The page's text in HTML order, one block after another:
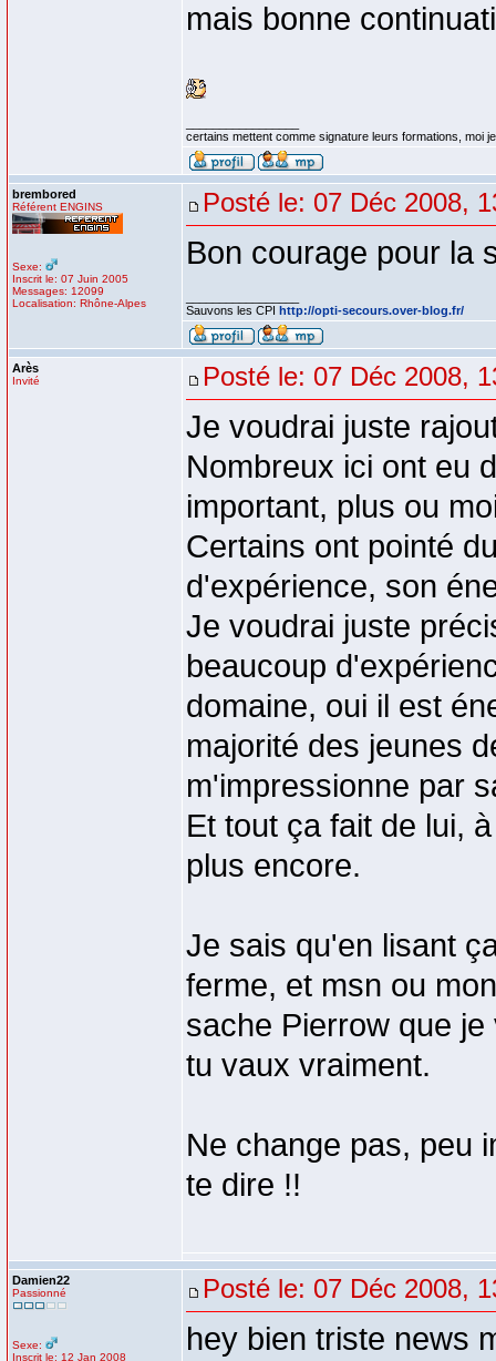
mais bonne
certains mettent comme signature leurs formations, moi
brembored
Référent ENGINS
Sexe:
Inscrit le: 07 Juin 2005
Messages: 12099
Localisation: Rhône-Alpes
Posté le: 07 Déc 2008,
Bon courage pour la
Sauvons les CPI http://opti-secours.over-blog.fr/
Arès
Invité Posté le: 07 Déc 2008,
Je voudrai juste
Nombreux ici ont eu
important, plus ou
Certains ont pointé
d'expérience, son
Je voudrai juste
beaucoup
domaine, oui il est
majorité des jeunes
m'impressionne par
Et tout ça fait de lui,
plus encore.
Je sais qu'en lisant
ferme, et msn ou
sache Pierrow que
tu vaux vraiment.
Ne change pas, peu
te dire !!
Damien22
Passionné
Sexe:
Inscrit le: 12 Jan 2008
Posté le: 07 Déc 2008,
hey bien triste news